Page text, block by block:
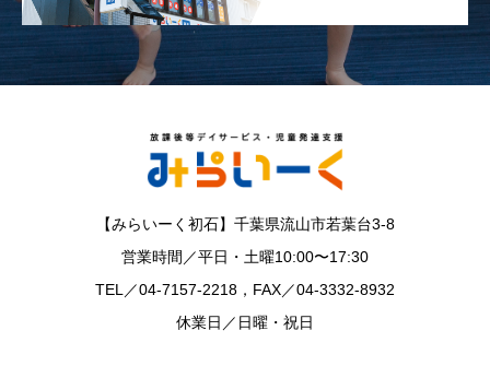
【みらいーく初石】千葉県流山市若葉台3-8
営業時間／平日・土曜10:00〜17:30
TEL／04-7157-2218，FAX／04-3332-8932
休業日／日曜・祝日